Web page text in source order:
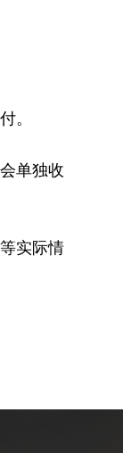
。
单独收
实际情